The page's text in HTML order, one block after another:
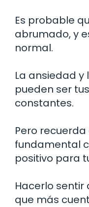
Es probable
abrumado, y
normal.
La ansiedad
pueden ser
constantes.
Pero
fundamental
positivo para
Hacerlo sentir
que más